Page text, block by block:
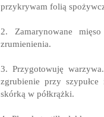
przykrywam folią
2. Zamarynowane
zrumienienia.
3. Przygotowuję
zgrubienie przy
skórką w półkrążki.